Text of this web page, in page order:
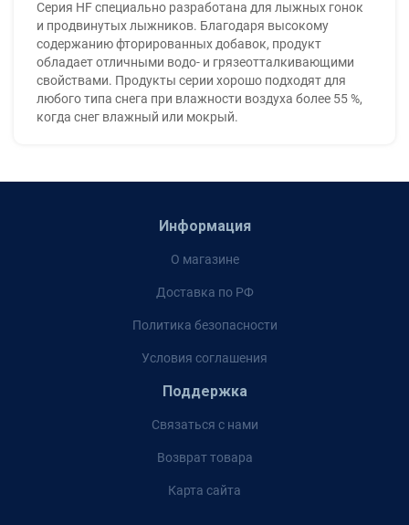
Серия HF специально разработана для лыжных гонок
и продвинутых лыжников. Благодаря высокому
содержанию фторированных добавок, продукт
обладает отличными водо- и грязеотталкивающими
свойствами. Продукты серии хорошо подходят для
любого типа снега при влажности воздуха более 55 %,
когда снег влажный или мокрый.
Информация
О магазине
Доставка по РФ
Политика безопасности
Условия соглашения
Поддержка
Связаться с нами
Возврат товара
Карта сайта